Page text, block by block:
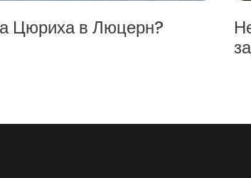
Не арендуйте
задать